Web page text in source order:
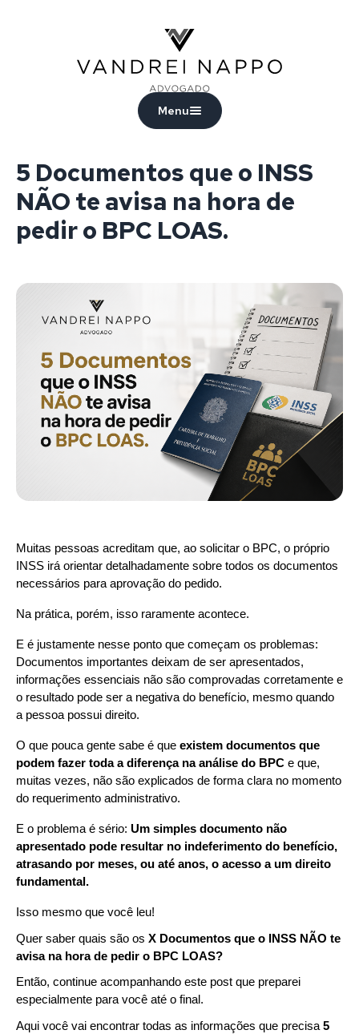
Menu
5 Documentos que o INSS
NÃO te avisa na hora de
pedir o BPC LOAS.
Muitas pessoas acreditam que, ao solicitar o BPC, o próprio
INSS irá orientar detalhadamente sobre todos os documentos
necessários para aprovação do pedido.
Na prática, porém, isso raramente acontece.
E é justamente nesse ponto que começam os problemas:
Documentos importantes deixam de ser apresentados,
informações essenciais não são comprovadas corretamente e
o resultado pode ser a negativa do benefício, mesmo quando
a pessoa possui direito.
O que pouca gente sabe é que existem documentos que
podem fazer toda a diferença na análise do BPC e que,
muitas vezes, não são explicados de forma clara no momento
do requerimento administrativo.
E o problema é sério: Um simples documento não
apresentado pode resultar no indeferimento do benefício,
atrasando por meses, ou até anos, o acesso a um direito
fundamental.
Isso mesmo que você leu!
Quer saber quais são os X Documentos que o INSS NÃO te
avisa na hora de pedir o BPC LOAS?
Então, continue acompanhando este post que preparei
especialmente para você até o final.
Aqui você vai encontrar todas as informações que precisa 5